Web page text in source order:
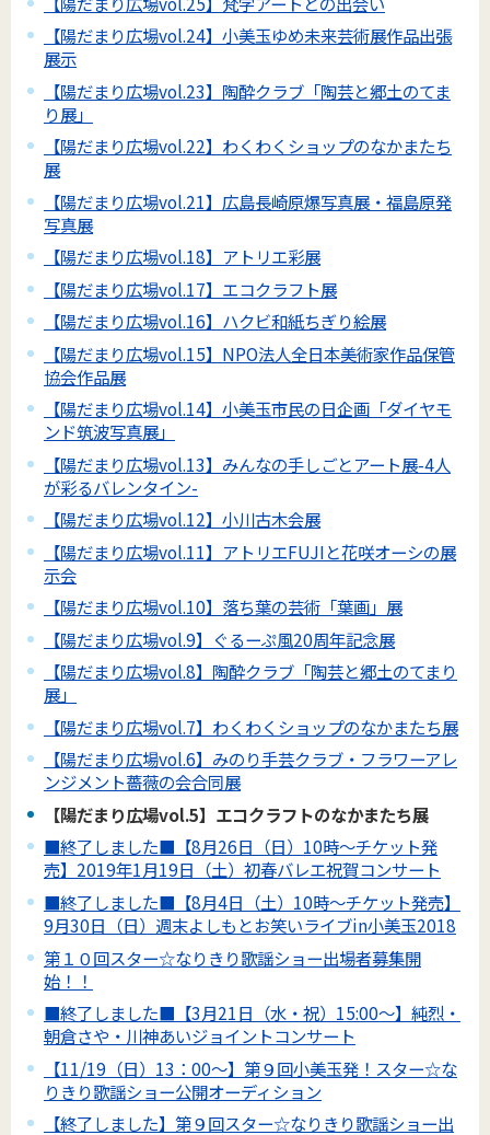
【陽だまり広場vol.24】小美玉ゆめ未来芸術展作品出張
展示
【陽だまり広場vol.23】陶酔クラブ「陶芸と郷土のてま
り展」
【陽だまり広場vol.22】わくわくショップのなかまたち
展
【陽だまり広場vol.21】広島長崎原爆写真展・福島原発
写真展
【陽だまり広場vol.18】アトリエ彩展
【陽だまり広場vol.17】エコクラフト展
【陽だまり広場vol.16】ハクビ和紙ちぎり絵展
【陽だまり広場vol.15】NPO法人全日本美術家作品保管
協会作品展
【陽だまり広場vol.14】小美玉市民の日企画「ダイヤモ
ンド筑波写真展」
【陽だまり広場vol.13】みんなの手しごとアート展-4人
が彩るバレンタイン-
【陽だまり広場vol.12】小川古木会展
【陽だまり広場vol.11】アトリエFUJIと花咲オーシの展
示会
【陽だまり広場vol.10】落ち葉の芸術「葉画」展
【陽だまり広場vol.9】ぐるーぷ風20周年記念展
【陽だまり広場vol.8】陶酔クラブ「陶芸と郷土のてまり
展」
【陽だまり広場vol.7】わくわくショップのなかまたち展
【陽だまり広場vol.6】みのり手芸クラブ・フラワーアレ
ンジメント薔薇の会合同展
【陽だまり広場vol.5】エコクラフトのなかまたち展
■終了しました■【8月26日（日）10時～チケット発
売】2019年1月19日（土）初春バレエ祝賀コンサート
■終了しました■【8月4日（土）10時～チケット発売】
9月30日（日）週末よしもとお笑いライブin小美玉2018
第１０回スター☆なりきり歌謡ショー出場者募集開
始！！
■終了しました■【3月21日（水・祝）15:00～】純烈・
朝倉さや・川神あいジョイントコンサート
【11/19（日）13：00～】第９回小美玉発！スター☆な
りきり歌謡ショー公開オーディション
【終了しました】第９回スター☆なりきり歌謡ショー出